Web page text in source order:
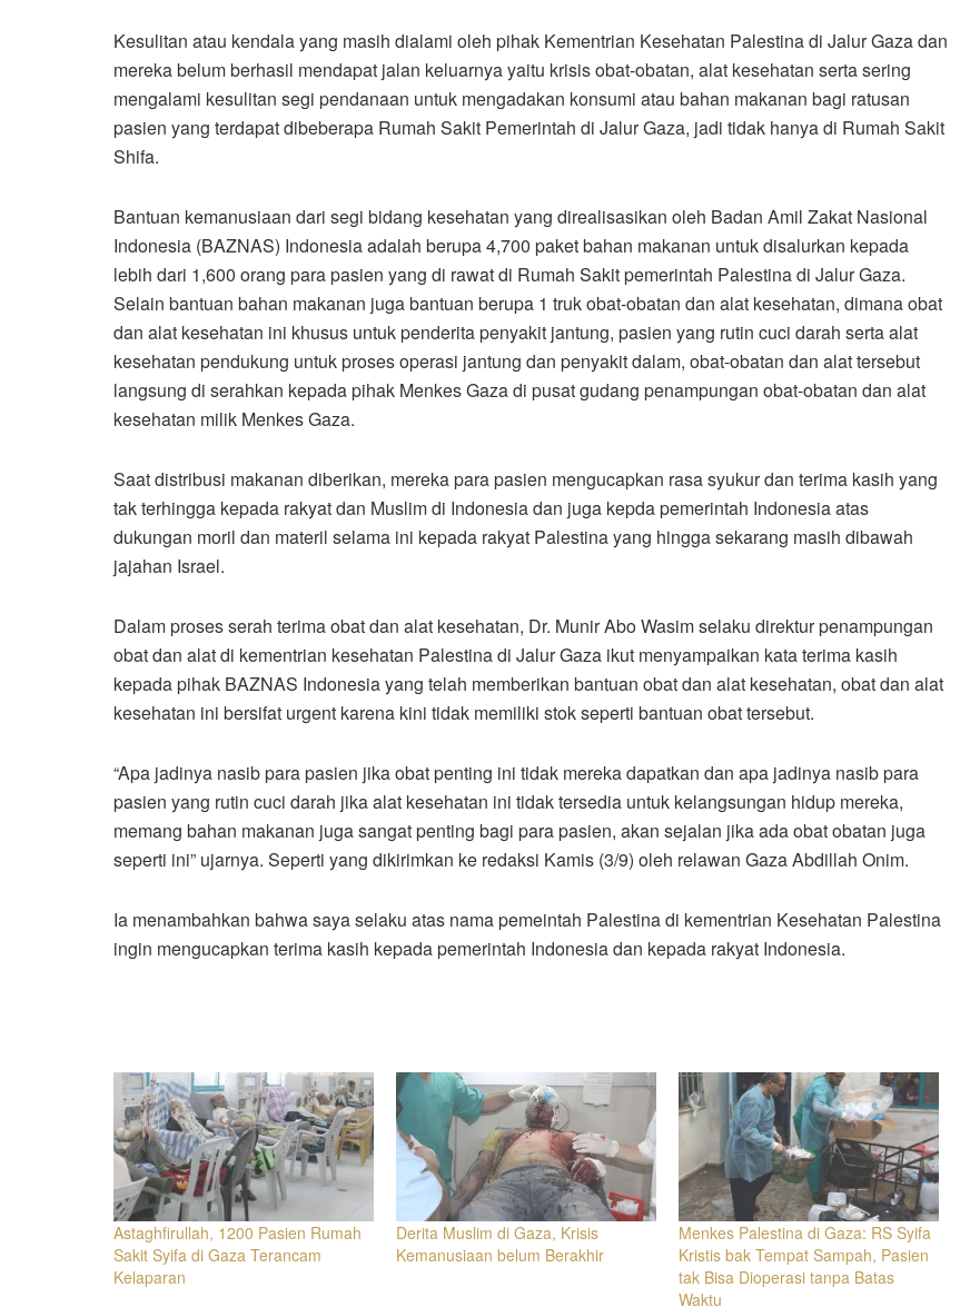
Kesulitan atau kendala yang masih dialami oleh pihak Kementrian Kesehatan Palestina di Jalur Gaza dan
mereka belum berhasil mendapat jalan keluarnya yaitu krisis obat-obatan, alat kesehatan serta sering
mengalami kesulitan segi pendanaan untuk mengadakan konsumi atau bahan makanan bagi ratusan
pasien yang terdapat dibeberapa Rumah Sakit Pemerintah di Jalur Gaza, jadi tidak hanya di Rumah Sakit
Shifa.
Bantuan kemanusiaan dari segi bidang kesehatan yang direalisasikan oleh Badan Amil Zakat Nasional
Indonesia (BAZNAS) Indonesia adalah berupa 4,700 paket bahan makanan untuk disalurkan kepada
lebih dari 1,600 orang para pasien yang di rawat di Rumah Sakit pemerintah Palestina di Jalur Gaza.
Selain bantuan bahan makanan juga bantuan berupa 1 truk obat-obatan dan alat kesehatan, dimana obat
dan alat kesehatan ini khusus untuk penderita penyakit jantung, pasien yang rutin cuci darah serta alat
kesehatan pendukung untuk proses operasi jantung dan penyakit dalam, obat-obatan dan alat tersebut
langsung di serahkan kepada pihak Menkes Gaza di pusat gudang penampungan obat-obatan dan alat
kesehatan milik Menkes Gaza.
Saat distribusi makanan diberikan, mereka para pasien mengucapkan rasa syukur dan terima kasih yang
tak terhingga kepada rakyat dan Muslim di Indonesia dan juga kepda pemerintah Indonesia atas
dukungan moril dan materil selama ini kepada rakyat Palestina yang hingga sekarang masih dibawah
jajahan Israel.
Dalam proses serah terima obat dan alat kesehatan, Dr. Munir Abo Wasim selaku direktur penampungan
obat dan alat di kementrian kesehatan Palestina di Jalur Gaza ikut menyampaikan kata terima kasih
kepada pihak BAZNAS Indonesia yang telah memberikan bantuan obat dan alat kesehatan, obat dan alat
kesehatan ini bersifat urgent karena kini tidak memiliki stok seperti bantuan obat tersebut.
“Apa jadinya nasib para pasien jika obat penting ini tidak mereka dapatkan dan apa jadinya nasib para
pasien yang rutin cuci darah jika alat kesehatan ini tidak tersedia untuk kelangsungan hidup mereka,
memang bahan makanan juga sangat penting bagi para pasien, akan sejalan jika ada obat obatan juga
seperti ini” ujarnya. Seperti yang dikirimkan ke redaksi Kamis (3/9) oleh relawan Gaza Abdillah Onim.
Ia menambahkan bahwa saya selaku atas nama pemeintah Palestina di kementrian Kesehatan Palestina
ingin mengucapkan terima kasih kepada pemerintah Indonesia dan kepada rakyat Indonesia.
Astaghfirullah, 1200 Pasien Rumah
Sakit Syifa di Gaza Terancam
Kelaparan
Derita Muslim di Gaza, Krisis
Kemanusiaan belum Berakhir
Menkes Palestina di Gaza: RS Syifa
Kristis bak Tempat Sampah, Pasien
tak Bisa Dioperasi tanpa Batas
Waktu